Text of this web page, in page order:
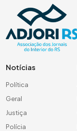
Notícias
Política
Geral
Justiça
Polícia